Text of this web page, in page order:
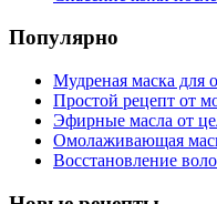
Популярно
Мудреная маска для
Простой рецепт от
Эфирные масла от
Омолаживающая
Восстановление